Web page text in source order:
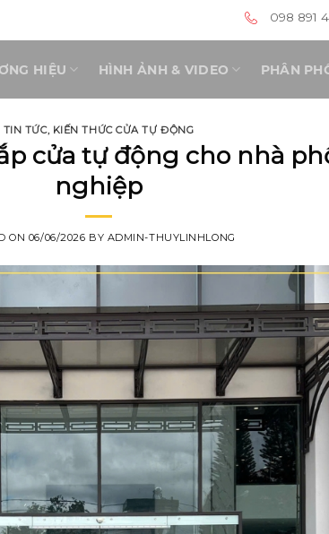
098 891
HIỆU HÌNH ẢNH & VIDEO PHÂN
TIN TỨC, KIẾN THỨC CỬA TỰ ĐỘNG
cửa tự động cho nhà
nghiệp
ON 06/06/2026 BY ADMIN-THUYLINHLONG